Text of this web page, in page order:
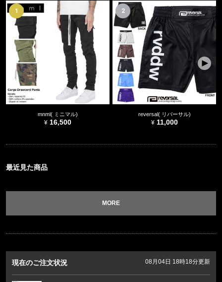
1
mnml( ミニマル)
16,500
2
reversal( リバーサル)
11,000
最近見た商品
MORE
現在のご注文状況 08月04日 18時18分更新